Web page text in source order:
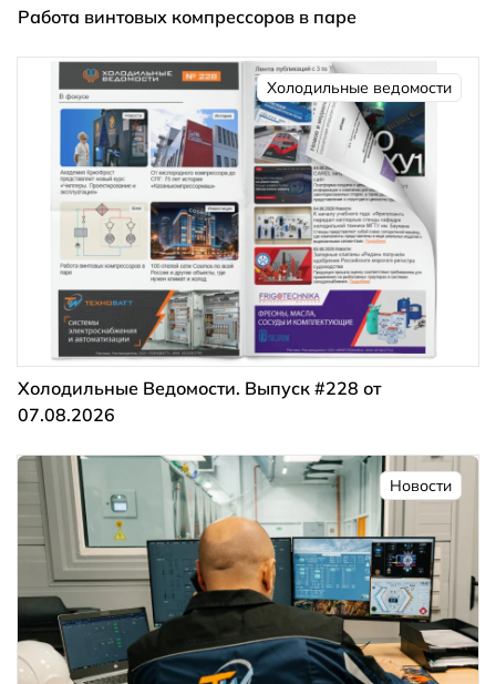
Работа винтовых компрессоров в паре
Холодильные ведомости
Холодильные Ведомости. Выпуск #228 от
07.08.2026
Новости